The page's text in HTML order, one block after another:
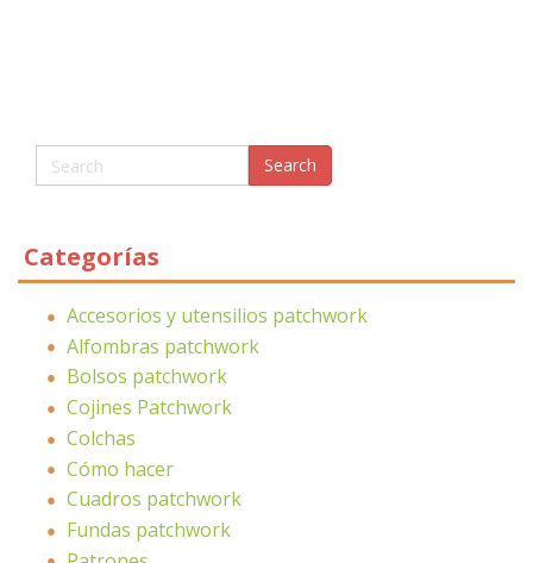
Categorías
Accesorios y utensilios patchwork
Alfombras patchwork
Bolsos patchwork
Cojines Patchwork
Colchas
Cómo hacer
Cuadros patchwork
Fundas patchwork